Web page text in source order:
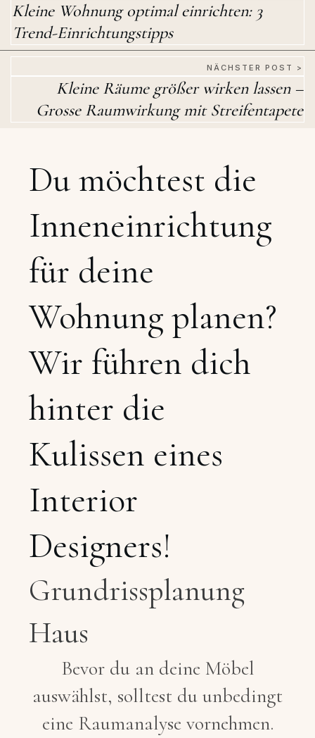
Kleine Wohnung optimal einrichten: 3
Trend-Einrichtungstipps
NÄCHSTER POST >
Kleine Räume größer wirken lassen –
Grosse Raumwirkung mit Streifentapete
Du möchtest die
Inneneinrichtung
für deine
Wohnung planen?
Wir führen dich
hinter die
Kulissen eines
Interior
Designers!
Grundrissplanung
Haus
Bevor du an deine Möbel
auswählst, solltest du unbedingt
eine Raumanalyse vornehmen.